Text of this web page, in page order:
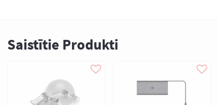
Saistītie Produkti